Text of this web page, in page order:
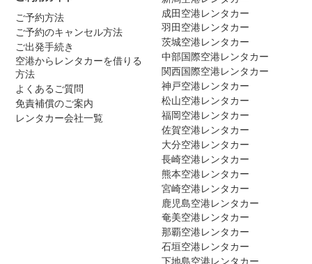
ご予約方法
ご予約のキャンセル方法
ご出発手続き
空港からレンタカーを借りる
方法
よくあるご質問
免責補償のご案内
レンタカー会社一覧
成田空港レンタカー
羽田空港レンタカー
茨城空港レンタカー
中部国際空港レンタカー
関西国際空港レンタカー
神戸空港レンタカー
松山空港レンタカー
福岡空港レンタカー
佐賀空港レンタカー
大分空港レンタカー
長崎空港レンタカー
熊本空港レンタカー
宮崎空港レンタカー
鹿児島空港レンタカー
奄美空港レンタカー
那覇空港レンタカー
石垣空港レンタカー
下地島空港レンタカー